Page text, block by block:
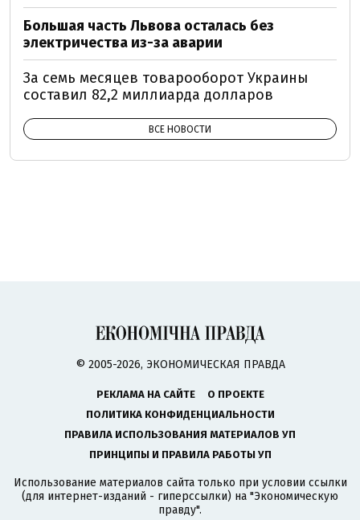
Большая часть Львова осталась без
электричества из-за аварии
За семь месяцев товарооборот Украины
составил 82,2 миллиарда долларов
ВСЕ НОВОСТИ
© 2005-2026, ЭКОНОМИЧЕСКАЯ ПРАВДА
РЕКЛАМА НА САЙТЕ
О ПРОЕКТЕ
ПОЛИТИКА КОНФИДЕНЦИАЛЬНОСТИ
ПРАВИЛА ИСПОЛЬЗОВАНИЯ МАТЕРИАЛОВ УП
ПРИНЦИПЫ И ПРАВИЛА РАБОТЫ УП
Использование материалов сайта только при условии ссылки
(для интернет-изданий - гиперссылки) на "Экономическую
правду".